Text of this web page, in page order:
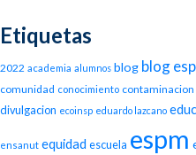
Etiquetas
2022 academia alumnos blog blog
comunidad conocimiento contaminacion
divulgacion ecoinsp eduardo lazcano
ensanut equidad escuela espm